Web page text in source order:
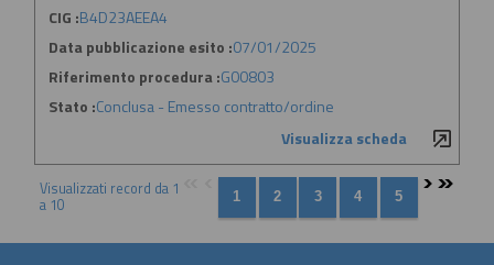
CIG :B4D23AEEA4
Data pubblicazione esito :07/01/2025
Riferimento procedura :G00803
Stato :Conclusa - Emesso contratto/ordine
Visualizza scheda
Visualizzati record da 1
a 10